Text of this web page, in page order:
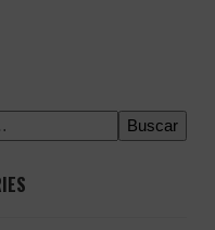
Buscar